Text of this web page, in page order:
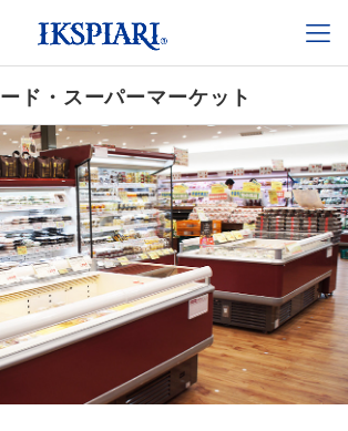
ド・スーパーマーケット